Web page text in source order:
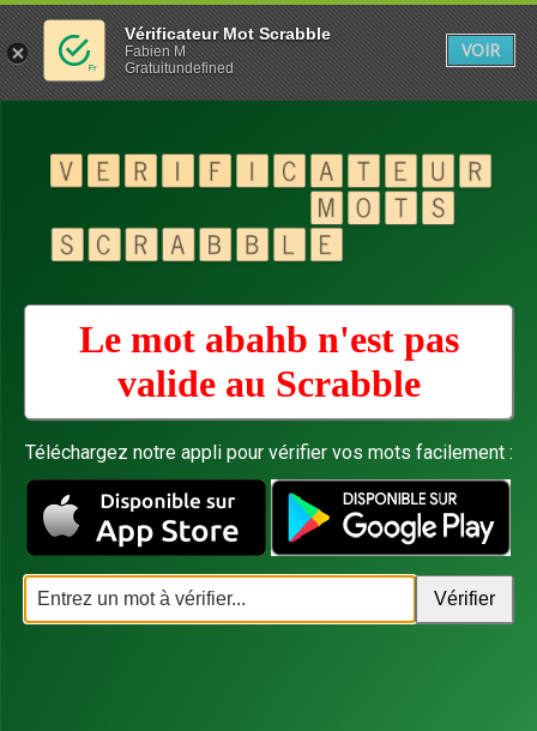
Le mot abahb n'est pas
valide au Scrabble
Téléchargez notre appli pour vérifier vos mots facilement :
Vérificateur Mot Scrabble
Fabien M
Gratuitundefined
VOIR